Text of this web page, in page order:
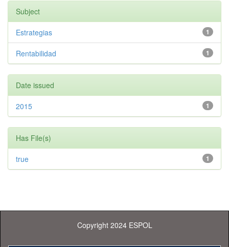
Subject
1
Estrategias
1
Rentabilidad
Date issued
1
2015
Has File(s)
1
true
Copyright 2024 ESPOL